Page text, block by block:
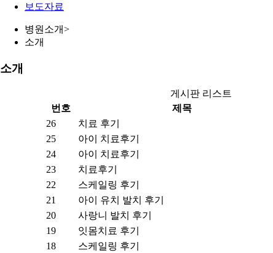
보도자료
병원소개>
소개
소개
게시판 리스트
번호
제목
26
치료 후기
25
아이 치료후기
24
아이 치료후기
23
치료후기
22
스케일링 후기
21
아이 유치 발치 후기
20
사랑니 발치 후기
19
잇몸치료 후기
18
스케일링 후기